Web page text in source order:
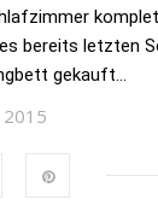
bereits letzten
gekauft…
2015